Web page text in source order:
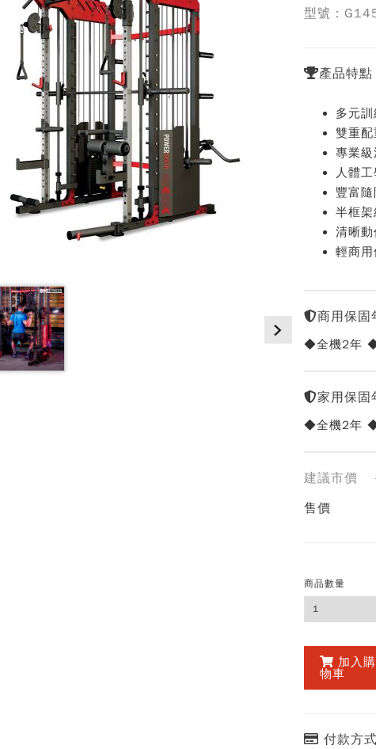
型號：
產品特點
多元
雙重
專業
人體
豐富
半框
清晰
輕商
商用保固
◆全機2年
家用保固
◆全機2年
建議市價
售價
商品數量
加入購
物車
付款方式